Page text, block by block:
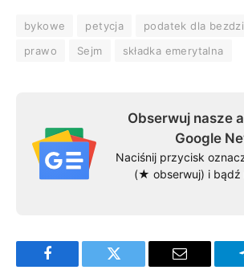
bykowe petycja
podatek dla
prawo
Sejm składka emerytalna
Obserwuj nasze
Google
Naciśnij przycisk
(★ obserwuj) i bądź
Facebook Twitter Email